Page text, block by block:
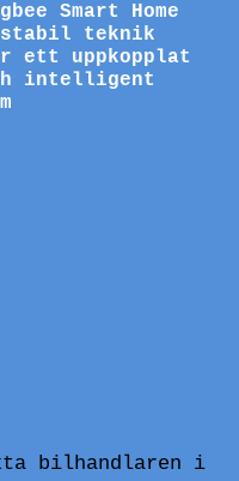
Smart Home
teknik
ett uppkopplat
intelligent
bilhandlaren i